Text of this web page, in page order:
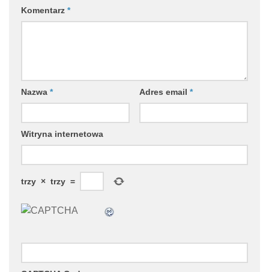
Komentarz *
Nazwa * Adres email *
Witryna internetowa
trzy × trzy =